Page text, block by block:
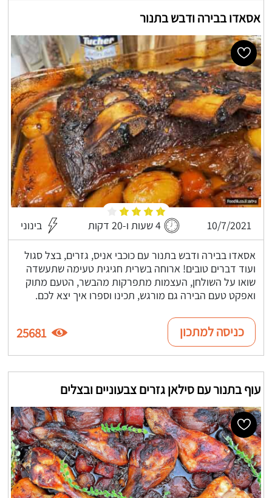
אסאדו בבירה ודבש בתנור
10/7/2021 4 שעות ו-20 דקות בינוני
אסאדו בבירה ודבש בתנור עם כוכבי אניס, גזרים, בצל סגול
ועוד דברים טובים! ארוחה בשרית חגיגית טעימה שתעשדה
שואו על השולחן, העצמות מתפרקות מהבשר, הטעם מתוק
ואפקט טעם הבירה גם מורגש, תכינו וספרו איך יצא לכם.
כניסה למתכון 25681
עוף בתנור עם סילאן גזרים צבעוניים ובצלים